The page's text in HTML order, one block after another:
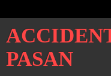
PASAN